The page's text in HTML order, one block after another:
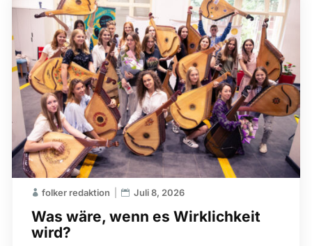
Was wäre, wenn es Wirklichkeit
wird?
folker redaktion Juli 8, 2026